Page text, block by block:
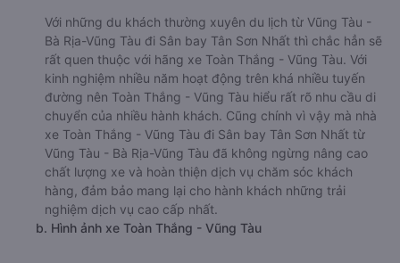
Với những du khách thường xuyên du lịch từ Vũng Tàu -
Bà Rịa-Vũng Tàu đi Sân bay Tân Sơn Nhất thì chắc hẳn sẽ
rất quen thuộc với hãng xe Toàn Thắng - Vũng Tàu. Với
kinh nghiệm nhiều năm hoạt động trên khá nhiều tuyến
đường nên Toàn Thắng - Vũng Tàu hiểu rất rõ nhu cầu di
chuyển của nhiều hành khách. Cũng chính vì vậy mà nhà
xe Toàn Thắng - Vũng Tàu đi Sân bay Tân Sơn Nhất từ
Vũng Tàu - Bà Rịa-Vũng Tàu đã không ngừng nâng cao
chất lượng xe và hoàn thiện dịch vụ chăm sóc khách
hàng, đảm bảo mang lại cho hành khách những trải
nghiệm dịch vụ cao cấp nhất.
b. Hình ảnh xe Toàn Thắng - Vũng Tàu